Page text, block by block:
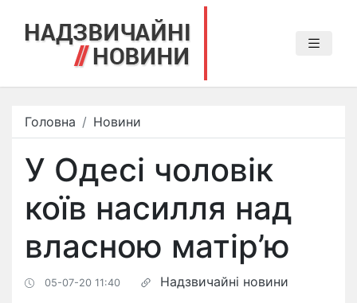
Головна Новини
У Одесі чоловік
коїв насилля над
власною матір’ю
05-07-20 11:40 Надзвичайні новини